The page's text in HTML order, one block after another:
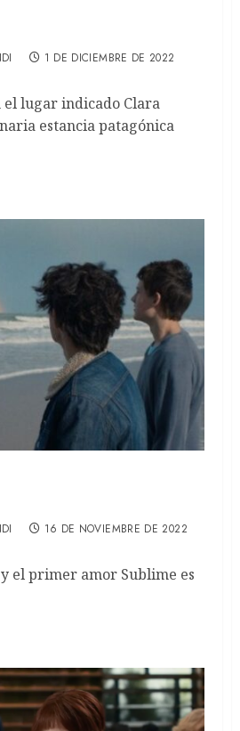
1 DE DICIEMBRE DE 2022
lugar indicado Clara
estancia patagónica
16 DE NOVIEMBRE DE 2022
el primer amor Sublime es